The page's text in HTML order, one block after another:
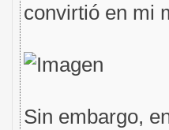
convirtió en mi
Sin embargo,